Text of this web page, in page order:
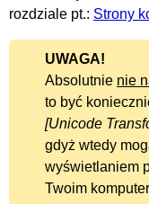
rozdziale pt.: Strony
UWAGA!
Absolutnie nie
to być
gdyż wtedy
wyświetlaniem
Twoim